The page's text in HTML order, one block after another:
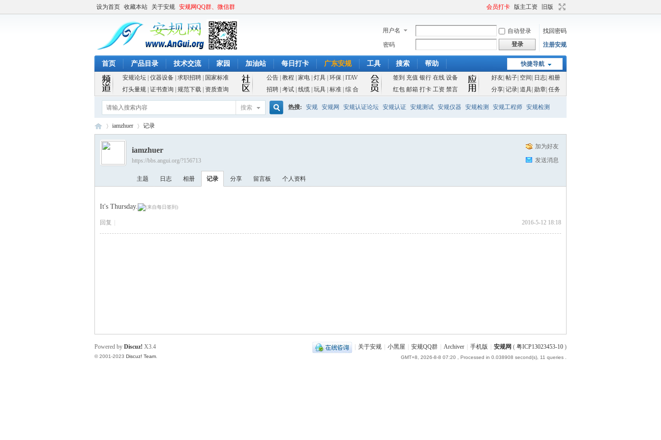
设为首页 收藏本站 关于安规 安规网QQ群、微信群 会员打卡 版主工资 旧版
用户名 自动登录
找回密码
密码
登录 注册安规
快捷导航
首页 产品目录 技术交流 家园 加油站 每日打卡 广东安规 工具 搜索 帮助
安规论坛 仪器设备 求职招聘 国家标准 公告 教程 家电 灯具 环保 ITAV 签到 充值 银行 在线 设备 好友| 帖子| 空间 日志| 相册
灯头量规 证书查询 规范下载 资质查询 招聘| 考试| 线缆| 玩具| 标准| 综 合 红包 邮箱 打卡 工资 禁言 分享| 记录| 道具| 勋章| 任务
搜索 热搜: 安规 安规网 安规认证论坛 安规认证 安规测试 安规仪器 安规检测 安规工程师 安规检测
›
iamzhuer 记录
加为好友
发送消息
iamzhuer
https://bbs.angui.org/?156713
主题 日志 相册 记录 分享 留言板 个人资料
It's Thursday.
2016-5-12 18:18
回复
关于安规 小黑屋 安规QQ群 Archiver 手机版 安规网 ( 粤ICP13023453-10 )
GMT+8, 2026-8-8 07:20 , Processed in 0.038908 second(s), 11 queries .
Powered by Discuz! X3.4
© 2001-2023 Discuz! Team